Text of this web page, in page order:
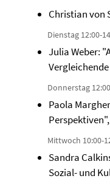
Christian von
Dienstag 12:00-
Julia Weber:
Donnerstag
Paola
Mittwoch 10:00-
Sandra
Sozial- und